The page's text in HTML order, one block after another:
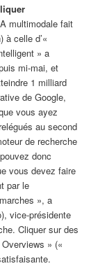
multimodale fait
à celle d’«
» a
mi-mai, et
1 milliard
de Google,
vous ayez
au second
de recherche
donc
vous devez faire
par le
», a
vice-présidente
Cliquer sur des
» («